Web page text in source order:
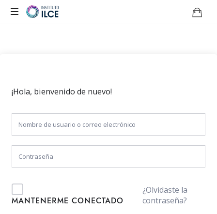
¡Hola, bienvenido de nuevo!
MANTENERME CONECTADO
¿Olvidaste la
contraseña?